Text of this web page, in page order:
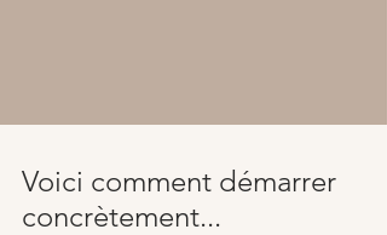
Voici comment démarrer
concrètement...